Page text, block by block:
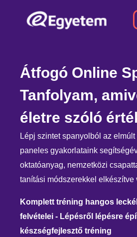
Átfogó Online
Tanfolyam,
életre szóló
Lépj szintet spanyolból az
paneles gyakorlataink
oktatóanyag, nemzetközi
tanítási módszerekkel elkészítve
Komplett tréning hangos
felvételei - Lépésről lépésre
készségfejlesztő tréning